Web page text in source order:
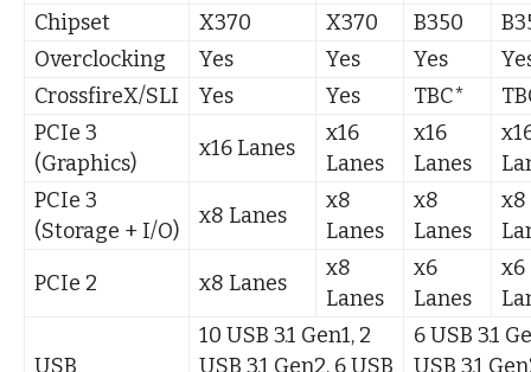
Chipset
X370 X370 B350
Overclocking
Yes Yes Yes
CrossfireX/SLI
Yes Yes TBC*
PCIe 3
(Graphics)
x16 Lanes
x16
Lanes
x16
Lanes
PCIe 3
(Storage + I/O)
x8 Lanes
x8
Lanes
x8
Lanes
x8
PCIe 2
x8 Lanes
x8
Lanes
x6
Lanes
x6
USB
10 USB 3.1 Gen1, 2
USB 3.1 Gen2, 6 USB
6 USB 3.1
USB 3.1